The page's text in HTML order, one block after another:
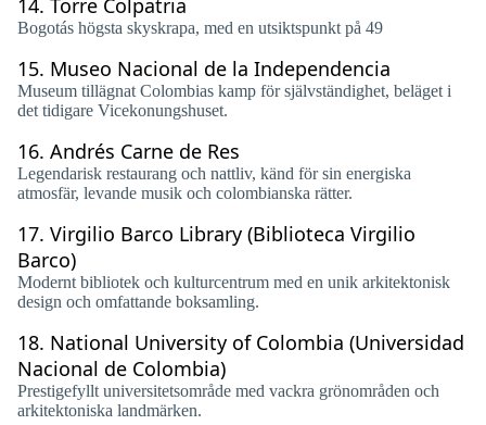
14. Torre Colpatria
Bogotás högsta skyskrapa, med en utsiktspunkt på 49
15. Museo Nacional de la Independencia
Museum tillägnat Colombias kamp för självständighet, beläget i
det tidigare Vicekonungshuset.
16. Andrés Carne de Res
Legendarisk restaurang och nattliv, känd för sin energiska
atmosfär, levande musik och colombianska rätter.
17. Virgilio Barco Library (Biblioteca Virgilio
Barco)
Modernt bibliotek och kulturcentrum med en unik arkitektonisk
design och omfattande boksamling.
18. National University of Colombia (Universidad
Nacional de Colombia)
Prestigefyllt universitetsområde med vackra grönområden och
arkitektoniska landmärken.